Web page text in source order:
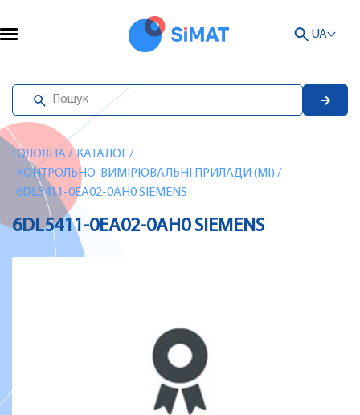
UA
ГОЛОВНА/ КАТАЛОГ /
КОНТРОЛЬНО-ВИМІРЮВАЛЬНІ ПРИЛАДИ (MI) /
6DL5411-0EA02-0AH0 SIEMENS
6DL5411-0EA02-0AH0 SIEMENS